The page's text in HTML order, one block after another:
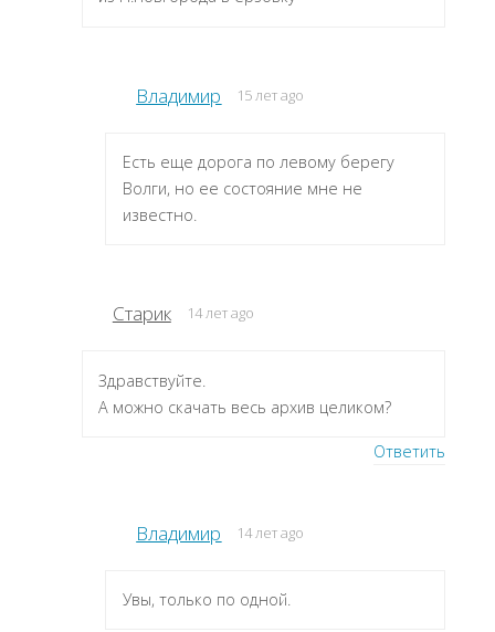
Владимир 15 лет ago
Есть еще дорога по левому берегу
Волги, но ее состояние мне не
известно.
Старик 14 лет ago
Здравствуйте.
А можно скачать весь архив целиком?
Ответить
Владимир 14 лет ago
Увы, только по одной.